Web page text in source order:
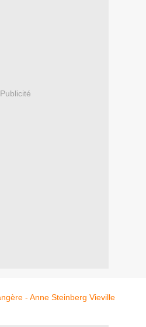
Publicité